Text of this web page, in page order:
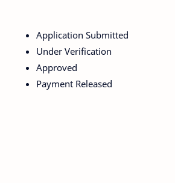
Application Submitted
Under Verification
Approved
Payment Released